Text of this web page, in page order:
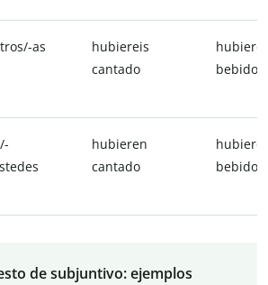
as
hubiereis
cantado
bebido
hubieren
cantado
bebido
de subjuntivo: ejemplos